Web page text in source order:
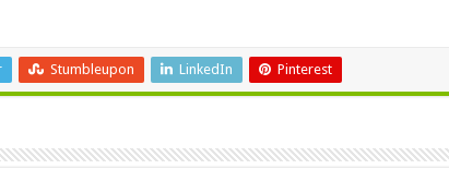
Stumbleupon LinkedIn Pinterest